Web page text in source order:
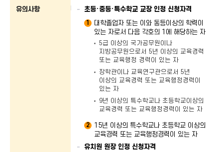
유의사항 초등·중등·특수학교 교장 인정 신청자격
1
대학졸업자 또는 이와 동등이상의 학력이
있는 자로서 다음 각호의 1에 해당하는 자
5급 이상의 국가공무원이나
지방공무원으로서 5년 이상의 교육경력
또는 교육행정 경력이 있는 자
장학관이나 교육연구관으로서 5년
이상의 교육경력 또는 교육행정경력이
있는 자
9년 이상의 특수학교나 초등학교이상의
교육경력 또는 교육행정경력이 있는 자
2
15년 이상의 특수학교나 초등학교 이상의
교육경력 또는 교육행정경력이 있는 자
유치원 원장 인정 신청자격